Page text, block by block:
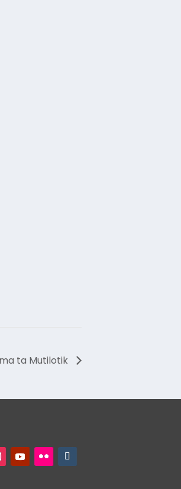
ta Mutilotik